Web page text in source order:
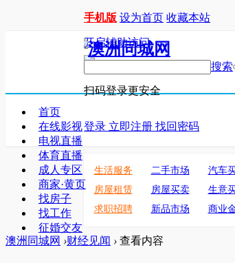
手机版 设为首页 收藏本站
开启辅助访问
扫码登录更安全
登录 立即注册 找回密码
搜索
首页
在线影视
电视直播
体育直播
成人专区
商家·黄页
找房子
找工作
征婚交友
生活服务 二手市场 汽车
房屋租赁
房屋买卖 生意
求职招聘
新品市场 商业
澳洲同城网 ›财经见闻 › 查看内容